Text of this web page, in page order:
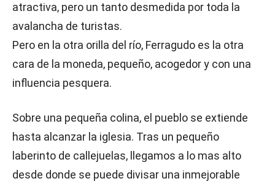
atractiva, pero un tanto desmedida por toda la
avalancha de turistas.
Pero en la otra orilla del río, Ferragudo es la otra
cara de la moneda, pequeño, acogedor y con una
influencia pesquera.
Sobre una pequeña colina, el pueblo se extiende
hasta alcanzar la iglesia. Tras un pequeño
laberinto de callejuelas, llegamos a lo mas alto
desde donde se puede divisar una inmejorable